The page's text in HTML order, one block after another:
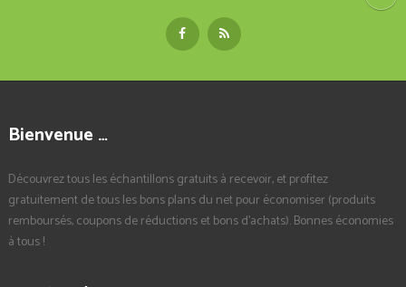
Bienvenue …
Découvrez tous les échantillons gratuits à recevoir, et profitez
gratuitement de tous les bons plans du net pour économiser (produits
remboursés, coupons de réductions et bons d'achats). Bonnes économies
à tous !